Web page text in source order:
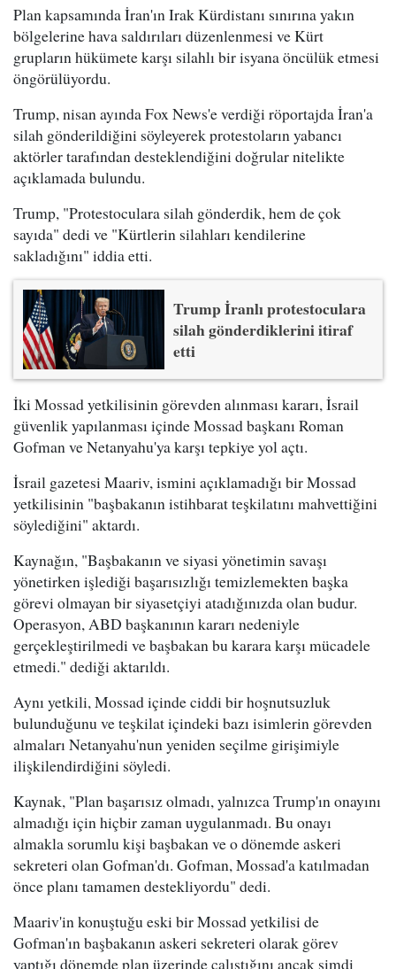
Plan kapsamında İran'ın Irak Kürdistanı sınırına yakın
bölgelerine hava saldırıları düzenlenmesi ve Kürt
grupların hükümete karşı silahlı bir isyana öncülük etmesi
öngörülüyordu.
Trump, nisan ayında Fox News'e verdiği röportajda İran'a
silah gönderildiğini söyleyerek protestoların yabancı
aktörler tarafından desteklendiğini doğrular nitelikte
açıklamada bulundu.
Trump, "Protestoculara silah gönderdik, hem de çok
sayıda" dedi ve "Kürtlerin silahları kendilerine
sakladığını" iddia etti.
Trump İranlı protestoculara
silah gönderdiklerini itiraf
etti
İki Mossad yetkilisinin görevden alınması kararı, İsrail
güvenlik yapılanması içinde Mossad başkanı Roman
Gofman ve Netanyahu'ya karşı tepkiye yol açtı.
İsrail gazetesi Maariv, ismini açıklamadığı bir Mossad
yetkilisinin "başbakanın istihbarat teşkilatını mahvettiğini
söylediğini" aktardı.
Kaynağın, "Başbakanın ve siyasi yönetimin savaşı
yönetirken işlediği başarısızlığı temizlemekten başka
görevi olmayan bir siyasetçiyi atadığınızda olan budur.
Operasyon, ABD başkanının kararı nedeniyle
gerçekleştirilmedi ve başbakan bu karara karşı mücadele
etmedi." dediği aktarıldı.
Aynı yetkili, Mossad içinde ciddi bir hoşnutsuzluk
bulunduğunu ve teşkilat içindeki bazı isimlerin görevden
almaları Netanyahu'nun yeniden seçilme girişimiyle
ilişkilendirdiğini söyledi.
Kaynak, "Plan başarısız olmadı, yalnızca Trump'ın onayını
almadığı için hiçbir zaman uygulanmadı. Bu onayı
almakla sorumlu kişi başbakan ve o dönemde askeri
sekreteri olan Gofman'dı. Gofman, Mossad'a katılmadan
önce planı tamamen destekliyordu" dedi.
Maariv'in konuştuğu eski bir Mossad yetkilisi de
Gofman'ın başbakanın askeri sekreteri olarak görev
yaptığı dönemde plan üzerinde çalıştığını ancak şimdi